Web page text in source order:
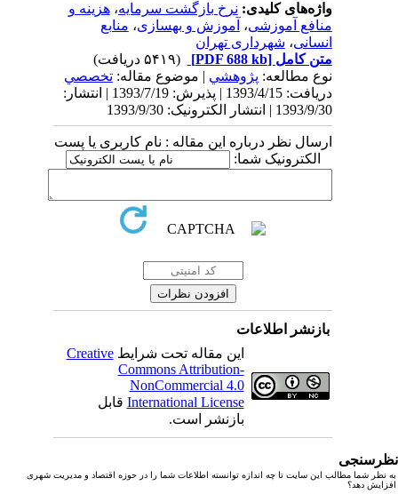
واژه‌های کلیدی:نرخ بازگشت سرمایه،هزینه و
منافع آموزشی،آموزش و بهسازی،منابع
انسانی،شهرداری تهران
متن کامل[PDF 688 kb]
نوع مطالعه:پژوهشي| موضوع مقاله:تخصصي
دریافت: 1393/4/15 | پذیرش: 1393/7/19 | انتشار:
1393/9/30 | انتشار الکترونیک: 1393/9/30
ارسال نظر درباره این مقاله : نام کاربری یا پست
الکترونیک شما:
بازنشر اطلاعات
این مقاله تحت شرایطCreative
Commons Attribution-
NonCommercial 4.0
International Licenseقابل
بازنشر است.
نظر شما مطالب این سایت تا چه اندازه توانسته اطلاعات شما را در حوزه اقتصاد و مدیریت شهری
دهد؟